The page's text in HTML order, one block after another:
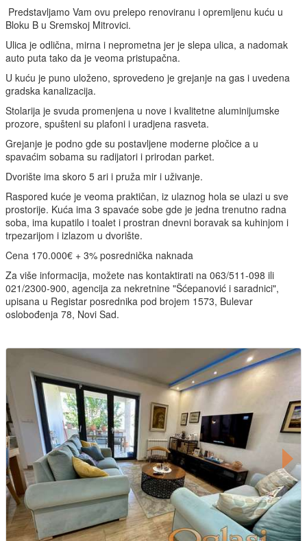
Predstavljamo Vam ovu prelepo renoviranu i opremljenu kuću u
Bloku B u Sremskoj Mitrovici.
Ulica je odlična, mirna i neprometna jer je slepa ulica, a nadomak
auto puta tako da je veoma pristupačna.
U kuću je puno uloženo, sprovedeno je grejanje na gas i uvedena
gradska kanalizacija.
Stolarija je svuda promenjena u nove i kvalitetne aluminijumske
prozore, spušteni su plafoni i uradjena rasveta.
Grejanje je podno gde su postavljene moderne pločice a u
spavaćim sobama su radijatori i prirodan parket.
Dvorište ima skoro 5 ari i pruža mir i uživanje.
Raspored kuće je veoma praktičan, iz ulaznog hola se ulazi u sve
prostorije. Kuća ima 3 spavaće sobe gde je jedna trenutno radna
soba, ima kupatilo i toalet i prostran dnevni boravak sa kuhinjom i
trpezarijom i izlazom u dvorište.
Cena 170.000€ + 3% posrednička naknada
Za više informacija, možete nas kontaktirati na 063/511-098 ili
021/2300-900, agencija za nekretnine "Šćepanović i saradnici",
upisana u Registar posrednika pod brojem 1573, Bulevar
oslobođenja 78, Novi Sad.